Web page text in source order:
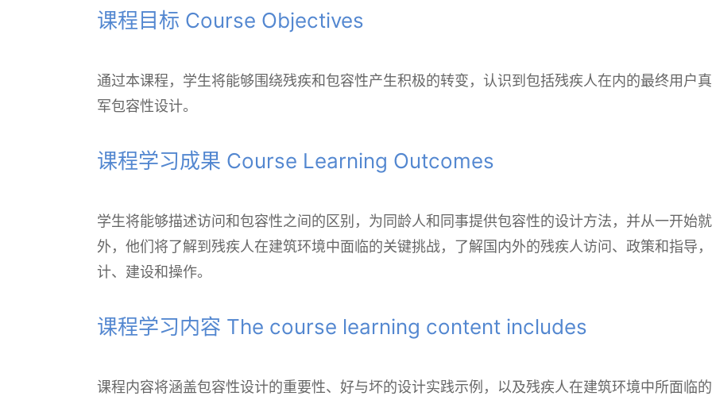
课程目标 Course Objectives
通过本课程，学生将能够围绕残疾和包容性产生积极的转变，认识到包括残疾人在内的最终用户
军包容性设计。
课程学习成果 Course Learning Outcomes
学生将能够描述访问和包容性之间的区别，为同龄人和同事提供包容性的设计方法，并从一开始
外，他们将了解到残疾人在建筑环境中面临的关键挑战，了解国内外的残疾人访问、政策和指导
计、建设和操作。
课程学习内容 The course learning content includes
课程内容将涵盖包容性设计的重要性、好与坏的设计实践示例，以及残疾人在建筑环境中所面临